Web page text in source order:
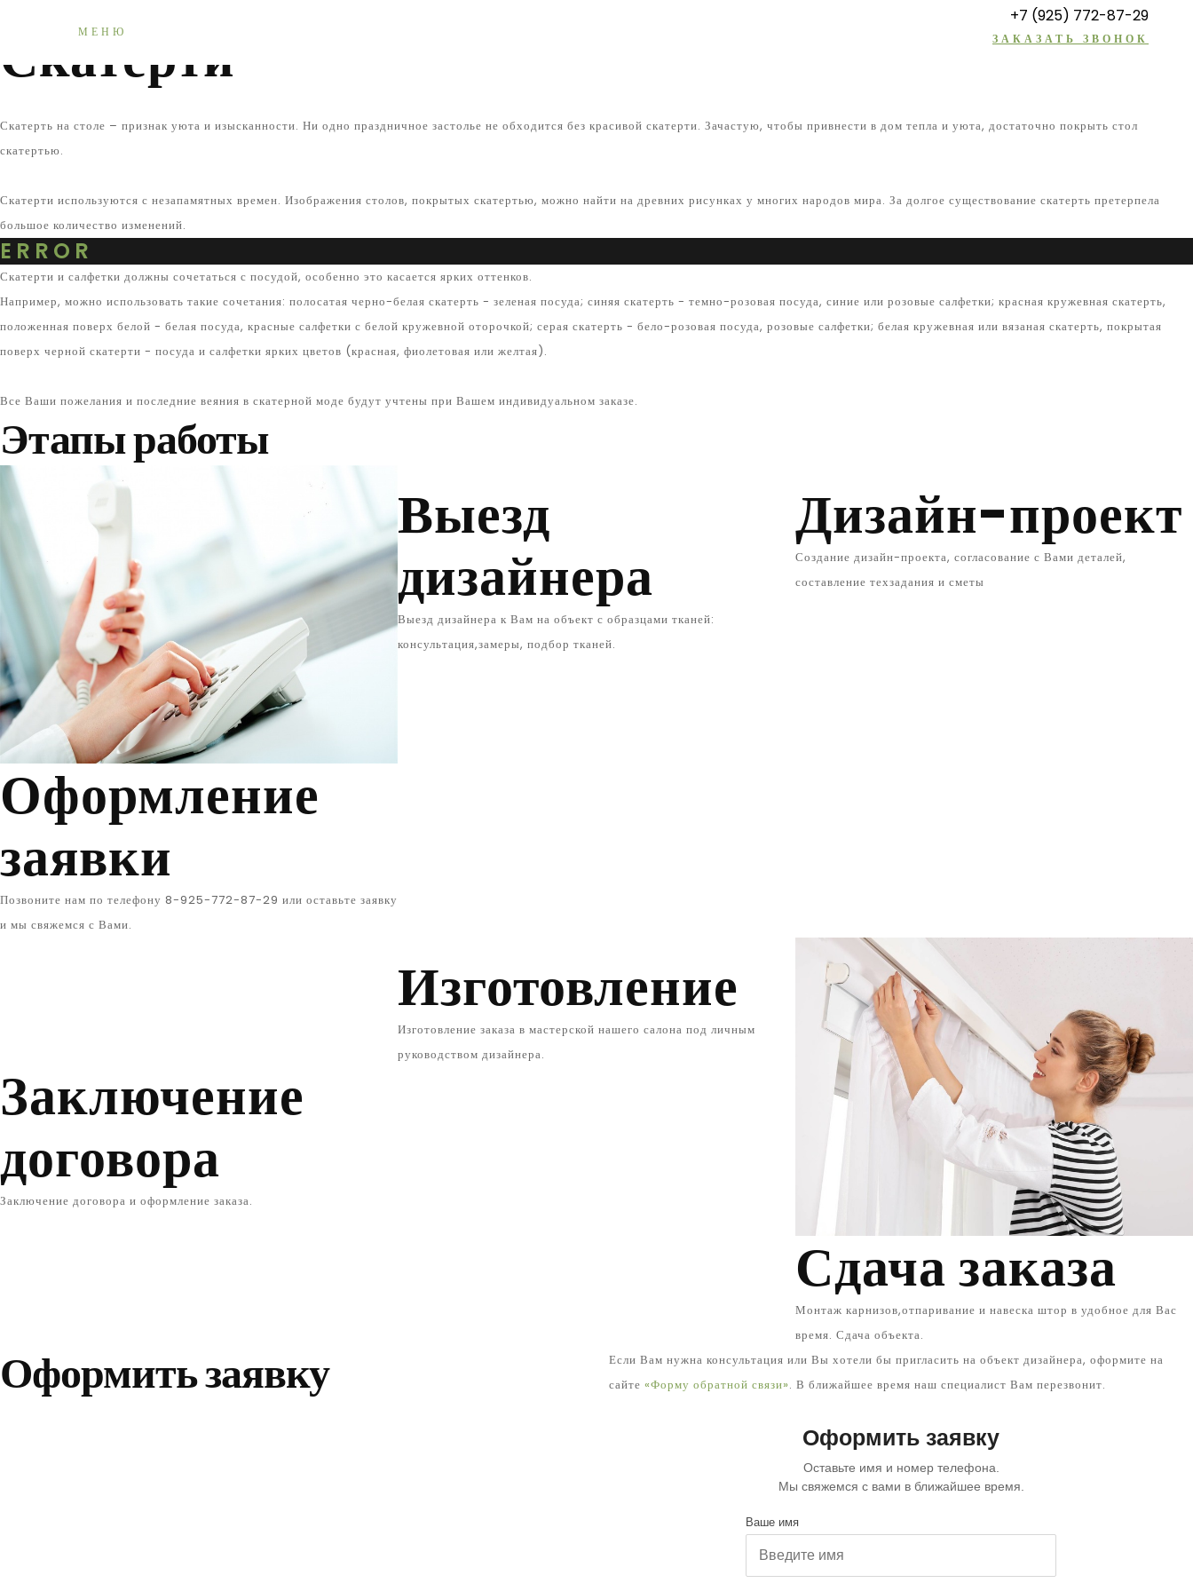
МЕНЮ
+7 (925) 772-87-29
ЗАКАЗАТЬ ЗВОНОК
Скатерти
Скатерть на столе – признак уюта и изысканности. Ни одно праздничное застолье не обходится без красивой скатерти. Зачастую, чтобы привнести в дом тепла и уюта, достаточно покрыть стол
скатертью.
Скатерти используются с незапамятных времен. Изображения столов, покрытых скатертью, можно найти на древних рисунках у многих народов мира. За долгое существование скатерть претерпела
большое количество изменений.
ERROR
Скатерти и салфетки должны сочетаться с посудой, особенно это касается ярких оттенков.
Например, можно использовать такие сочетания: полосатая черно-белая скатерть - зеленая посуда; синяя скатерть - темно-розовая посуда, синие или розовые салфетки; красная кружевная скатерть,
положенная поверх белой - белая посуда, красные салфетки с белой кружевной оторочкой; серая скатерть - бело-розовая посуда, розовые салфетки; белая кружевная или вязаная скатерть, покрытая
поверх черной скатерти - посуда и салфетки ярких цветов (красная, фиолетовая или желтая).
Все Ваши пожелания и последние веяния в скатерной моде будут учтены при Вашем индивидуальном заказе.
Этапы работы
Оформление
заявки
Позвоните нам по телефону 8-925-772-87-29 или оставьте заявку
и мы свяжемся с Вами.
Выезд
дизайнера
Выезд дизайнера к Вам на объект с образцами тканей:
консультация,замеры, подбор тканей.
Дизайн-проект
Создание дизайн-проекта, согласование с Вами деталей,
составление техзадания и сметы
Заключение
договора
Заключение договора и оформление заказа.
Изготовление
Изготовление заказа в мастерской нашего салона под личным
руководством дизайнера.
Сдача заказа
Монтаж карнизов,отпаривание и навеска штор в удобное для Вас
время. Сдача объекта.
Оформить заявку
Если Вам нужна консультация или Вы хотели бы пригласить на объект дизайнера, оформите на
сайте«Форму обратной связи». В ближайшее время наш специалист Вам перезвонит.
Оформить заявку
Оставьте имя и номер телефона.
Мы свяжемся с вами в ближайшее время.
Ваше имя